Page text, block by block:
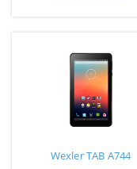
Wexler TAB A744